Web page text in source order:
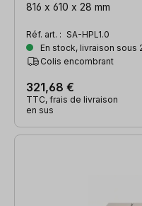
816 x 610 x 28 mm
Réf. art. : SA-HPL1.0
En stock, livraison sous
Colis encombrant
321,68 €
TTC, frais de livraison
en sus